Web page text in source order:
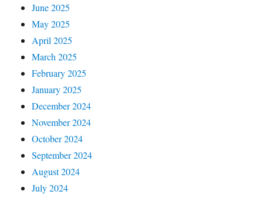
June 2025
May 2025
April 2025
March 2025
February 2025
January 2025
December 2024
November 2024
October 2024
September 2024
August 2024
July 2024